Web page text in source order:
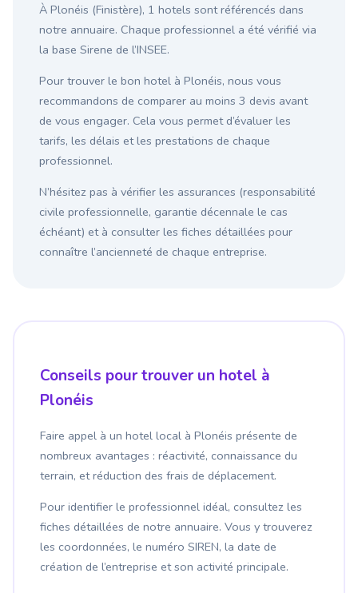
À Plonéis (Finistère), 1 hotels sont référencés dans
notre annuaire. Chaque professionnel a été vérifié via
la base Sirene de l’INSEE.
Pour trouver le bon hotel à Plonéis, nous vous
recommandons de comparer au moins 3 devis avant
de vous engager. Cela vous permet d’évaluer les
tarifs, les délais et les prestations de chaque
professionnel.
N’hésitez pas à vérifier les assurances (responsabilité
civile professionnelle, garantie décennale le cas
échéant) et à consulter les fiches détaillées pour
connaître l’ancienneté de chaque entreprise.
Conseils pour trouver un hotel à
Plonéis
Faire appel à un hotel local à Plonéis présente de
nombreux avantages : réactivité, connaissance du
terrain, et réduction des frais de déplacement.
Pour identifier le professionnel idéal, consultez les
fiches détaillées de notre annuaire. Vous y trouverez
les coordonnées, le numéro SIREN, la date de
création de l’entreprise et son activité principale.